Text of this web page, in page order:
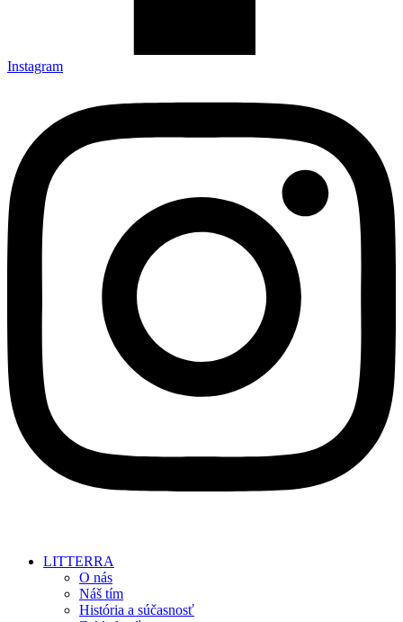
Instagram
LITTERRA
O nás
Náš tím
História a súčasnosť